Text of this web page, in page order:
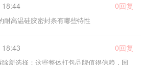
18:44 0回复
耐高温硅胶密封条有哪些特性
18:43 0回复
新选择：这些整体打包品牌值得信赖，国